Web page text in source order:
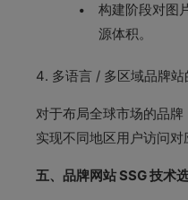
构建阶段对图
源体积。
4. 多语言 / 多区域品牌
对于布局全球市场的品
实现不同地区用户访问
五、品牌网站 SSG 技术